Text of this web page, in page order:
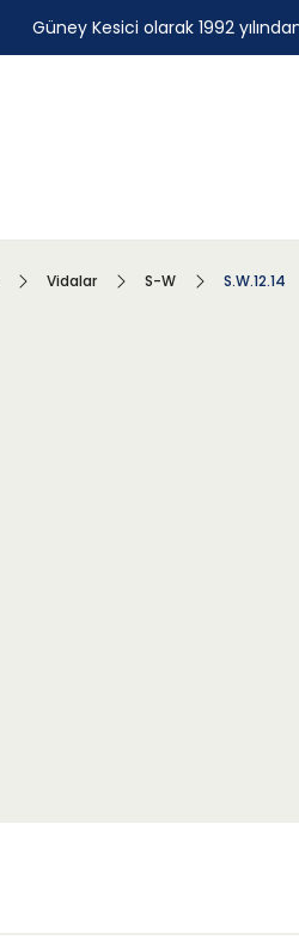
Güney Kesici olarak 1992
Vidalar S-W S.W.12.14